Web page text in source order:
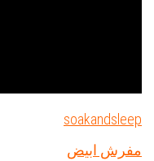
soakandsleep
مفرش ابيض